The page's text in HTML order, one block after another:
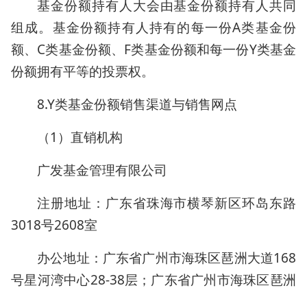
基金份额持有人大会由基金份额持有人共同
组成。基金份额持有人持有的每一份A类基金份
额、C类基金份额、F类基金份额和每一份Y类基金
份额拥有平等的投票权。
8.Y类基金份额销售渠道与销售网点
（1）直销机构
广发基金管理有限公司
注册地址：广东省珠海市横琴新区环岛东路
3018号2608室
办公地址：广东省广州市海珠区琶洲大道168
号星河湾中心28-38层；广东省广州市海珠区琶洲